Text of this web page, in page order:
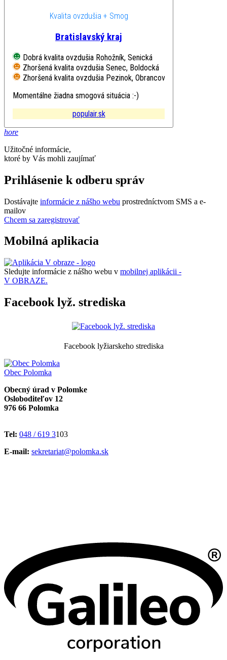
Kvalita ovzdušia + Smog
Bratislavský kraj
Dobrá kvalita ovzdušia Rohožník, Senická
Zhoršená kvalita ovzdušia Senec, Boldocká
Zhoršená kvalita ovzdušia Pezinok, Obrancov mieru
Momentálne žiadna smogová situácia :-)
populair.sk
hore
Užitočné informácie,
ktoré by Vás mohli zaujímať
Prihlásenie k odberu správ
Dostávajte informácie z nášho webu prostredníctvom SMS a e-
mailov
Chcem sa zaregistrovať
Mobilná aplikacia
Sledujte informácie z nášho webu v mobilnej aplikácii -
V OBRAZE.
Facebook lyž. strediska
Facebook lyžiarskeho strediska
Obec Polomka
Obecný úrad v Polomke
Osloboditeľov 12
976 66 Polomka
Tel: 048 / 619 3103
E-mail: sekretariat@polomka.sk